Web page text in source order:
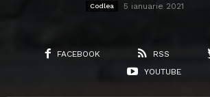
Codlea 5 ianuarie 2021
FACEBOOK RSS
YOUTUBE